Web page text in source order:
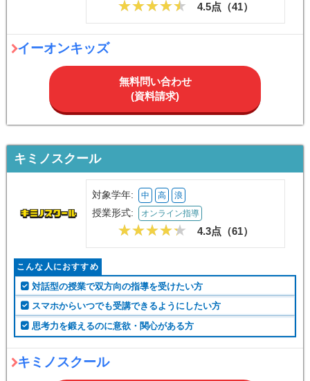
4.5点（41）
イーオンキッズ
無料問い合わせ
(資料請求)
キミノスクール
対象学年: 中 高 浪
授業形式: オンライン指導
4.3点（61）
こんな人におすすめ
対話型の授業で双方向の指導を受けたい方
スマホからいつでも受講できるようにしたい方
思考力を鍛えるのに意欲・関心がある方
キミノスクール